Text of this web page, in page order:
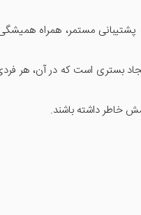
پشتیبانی مستمر، همراه
بستری است که در آن، هر
خاطر داشته باشند.